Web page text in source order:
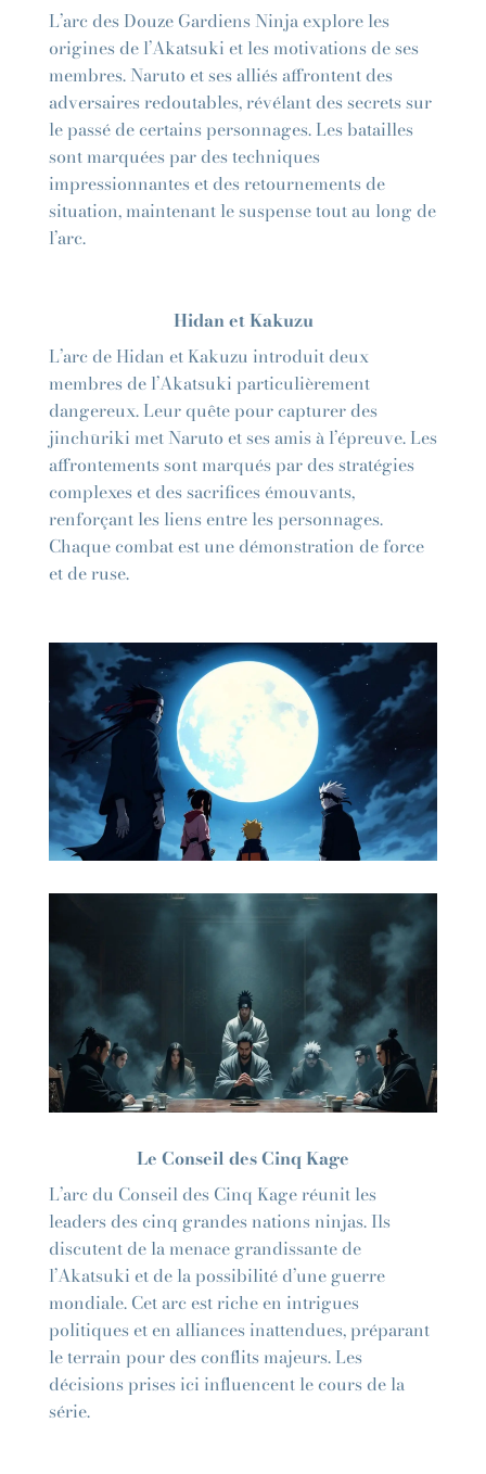
L’arc des Douze Gardiens Ninja explore les
origines de l’Akatsuki et les motivations de ses
membres. Naruto et ses alliés affrontent des
adversaires redoutables, révélant des secrets sur
le passé de certains personnages. Les batailles
sont marquées par des techniques
impressionnantes et des retournements de
situation, maintenant le suspense tout au long de
l’arc.
Hidan et Kakuzu
L’arc de Hidan et Kakuzu introduit deux
membres de l’Akatsuki particulièrement
dangereux. Leur quête pour capturer des
jinchūriki met Naruto et ses amis à l’épreuve. Les
affrontements sont marqués par des stratégies
complexes et des sacrifices émouvants,
renforçant les liens entre les personnages.
Chaque combat est une démonstration de force
et de ruse.
Le Conseil des Cinq Kage
L’arc du Conseil des Cinq Kage réunit les
leaders des cinq grandes nations ninjas. Ils
discutent de la menace grandissante de
l’Akatsuki et de la possibilité d’une guerre
mondiale. Cet arc est riche en intrigues
politiques et en alliances inattendues, préparant
le terrain pour des conflits majeurs. Les
décisions prises ici influencent le cours de la
série.